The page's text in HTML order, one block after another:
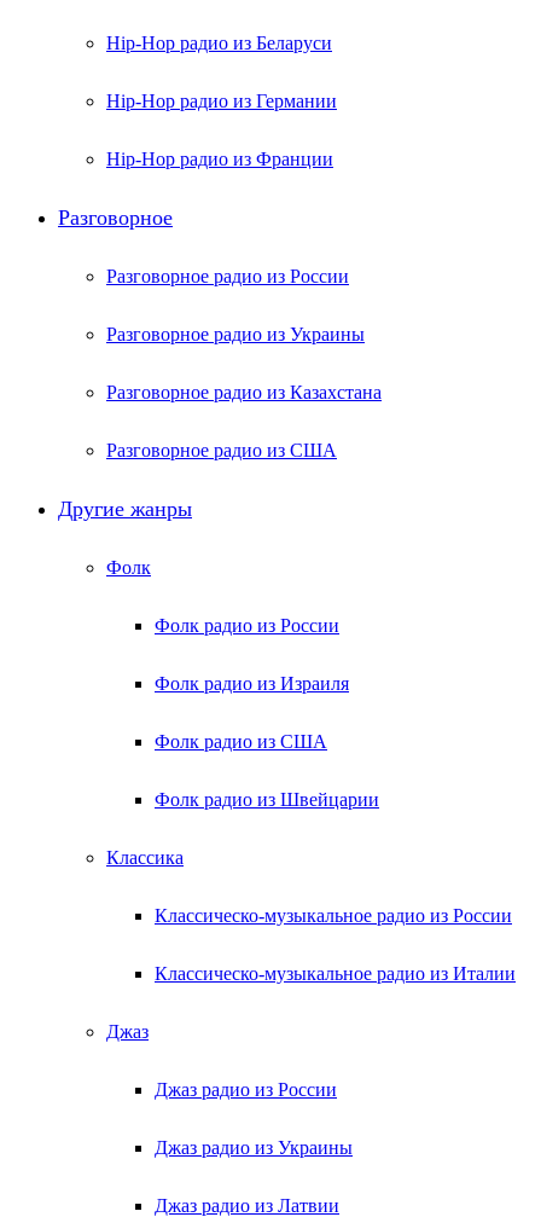
Hip-Hop радио из Беларуси
Hip-Hop радио из Германии
Hip-Hop радио из Франции
Разговорное
Разговорное радио из России
Разговорное радио из Украины
Разговорное радио из Казахстана
Разговорное радио из США
Другие жанры
Фолк
Фолк радио из России
Фолк радио из Израиля
Фолк радио из США
Фолк радио из Швейцарии
Классика
Классическо-музыкальное радио из России
Классическо-музыкальное радио из Италии
Джаз
Джаз радио из России
Джаз радио из Украины
Джаз радио из Латвии